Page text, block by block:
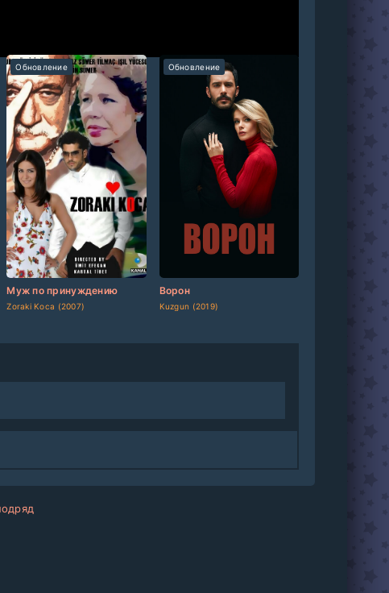
Муж по принуждению
Zoraki Koca (2007)
[updated]
Обновление
[/updated]
Ворон
Kuzgun (2019)
Обновление